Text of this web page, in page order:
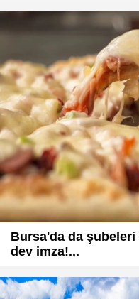
Bursa'da da
dev imza!...